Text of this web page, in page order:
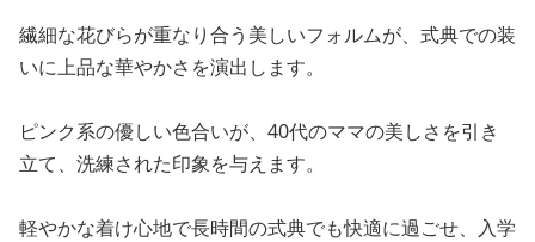
繊細な花びらが重なり合う美しいフォルムが、式典での装
いに上品な華やかさを演出します。
ピンク系の優しい色合いが、40代のママの美しさを引き
立て、洗練された印象を与えます。
軽やかな着け心地で長時間の式典でも快適に過ごせ、入学